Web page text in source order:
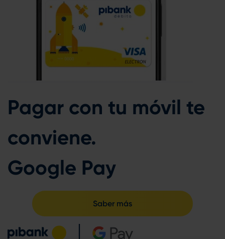
Pagar con tu móvil te
conviene.
Google Pay
Saber más